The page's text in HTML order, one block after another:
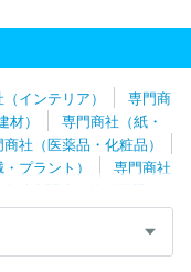
アド
アピデ株式会社
パシバ株式会社
式会社内村
東邦ゴム工
会社
永浜クロス株式会
式会社
株式会社リベ
インテリア）
専門商
）
専門商社（紙・
社（医薬品・化粧品）
プラント）
専門商社
自動車関連・輸送用機
具・事務用品・日用
専門商社（その他）